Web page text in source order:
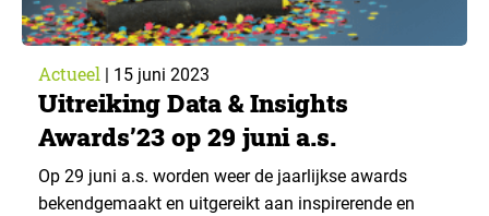
Actueel | 15 juni 2023
Uitreiking Data & Insights
Awards’23 op 29 juni a.s.
Op 29 juni a.s. worden weer de jaarlijkse awards
bekendgemaakt en uitgereikt aan inspirerende en